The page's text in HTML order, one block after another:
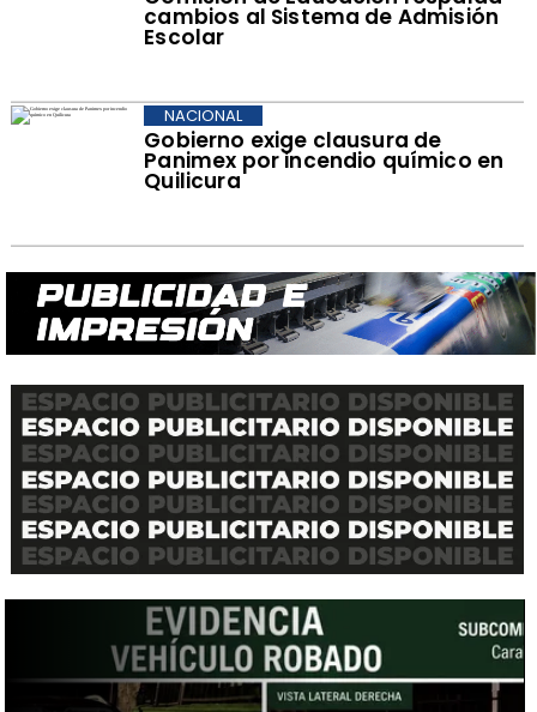
cambios al Sistema de Admisión
Escolar
Gobierno exige clausura de
Panimex por incendio químico en
Quilicura
NACIONAL